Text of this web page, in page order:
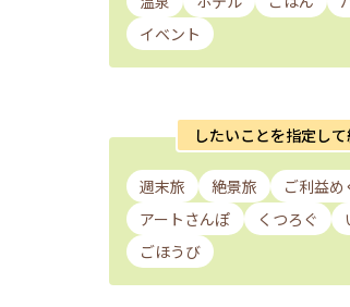
イベント
したいことを指定し
週末旅 絶景旅
ご利益め
アートさんぽ
くつろぐ
ごほうび